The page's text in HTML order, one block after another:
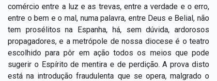
comércio entre a luz e as trevas, entre a verdade e o erro,
entre o bem e o mal, numa palavra, entre Deus e Belial, não
tem prosélitos na Espanha, há, sem dúvida, ardorosos
propagadores, e a metrópole de nossa diocese é o teatro
escolhido para pôr em ação todos os meios que pode
sugerir o Espírito de mentira e de perdição. A prova disto
está na introdução fraudulenta que se opera, malgrado o